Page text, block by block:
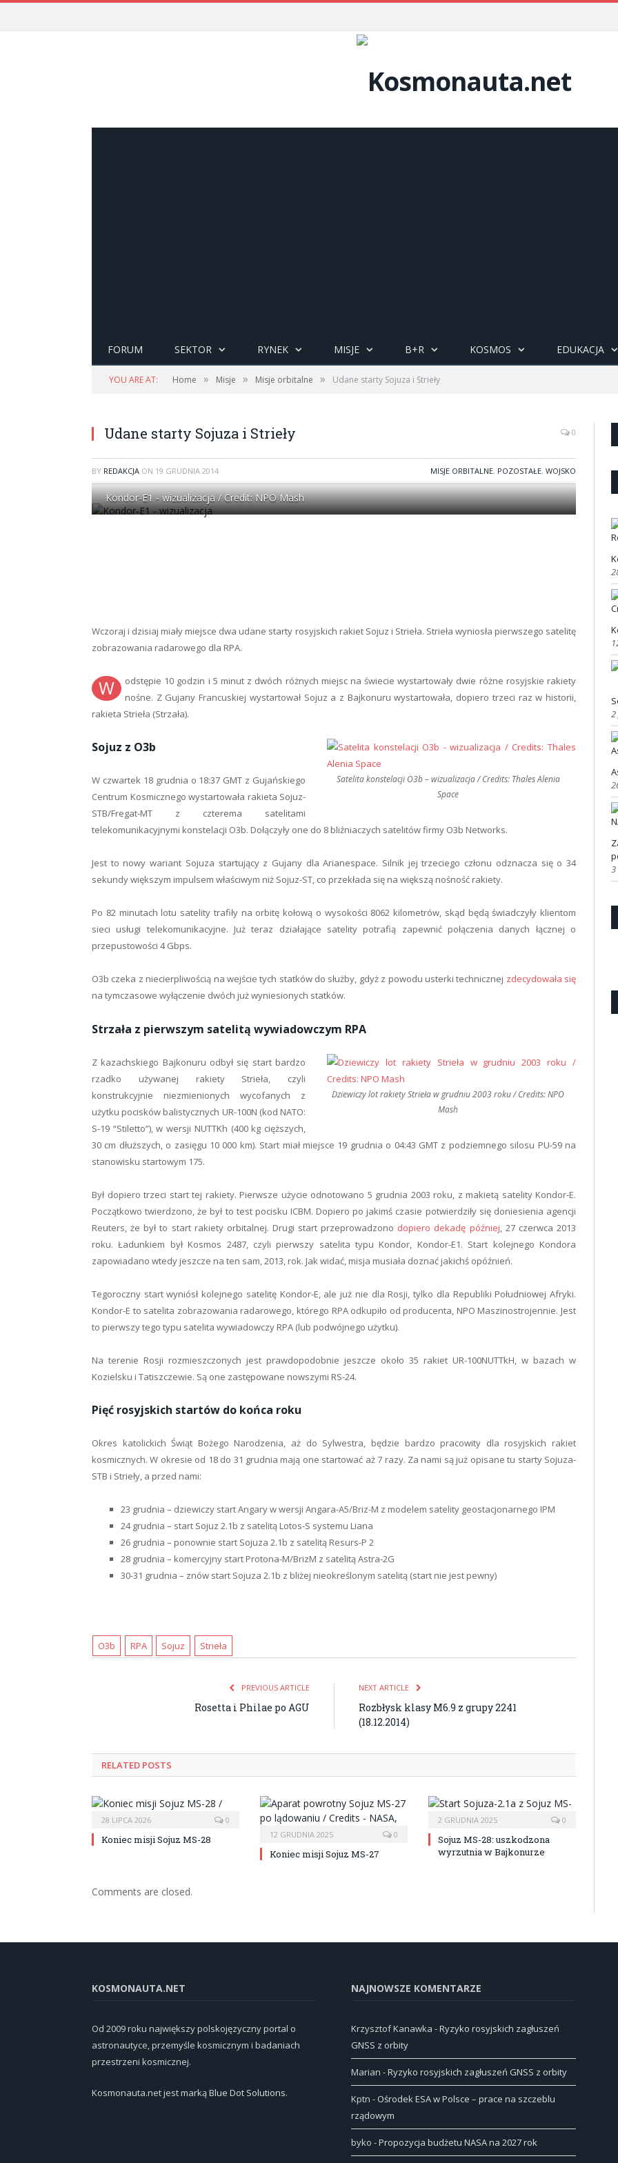
FORUM SEKTOR RYNEK MISJE B+R KOSMOS EDUKACJA
YOU ARE AT: Home » Misje » Misje orbitalne » Udane starty Sojuza i Strieły
Udane starty Sojuza i Strieły 0
BY REDAKCJA ON 19 GRUDNIA 2014 MISJE ORBITALNE, POZOSTAŁE, WOJSKO
Kondor-E1 - wizualizacja / Credit: NPO Mash
Wczoraj i dzisiaj miały miejsce dwa udane starty rosyjskich rakiet Sojuz i Strieła. Strieła wyniosła pierwszego satelitę
zobrazowania radarowego dla RPA.
W
odstępie 10 godzin i 5 minut z dwóch różnych miejsc na świecie wystartowały dwie różne rosyjskie rakiety
nośne. Z Gujany Francuskiej wystartował Sojuz a z Bajkonuru wystartowała, dopiero trzeci raz w historii,
rakieta Strieła (Strzała).
Satelita konstelacji O3b – wizualizacja / Credits: Thales Alenia
Space
Sojuz z O3b
W czwartek 18 grudnia o 18:37 GMT z Gujańskiego
Centrum Kosmicznego wystartowała rakieta Sojuz-
STB/Fregat-MT z czterema satelitami
telekomunikacyjnymi konstelacji O3b. Dołączyły one do 8 bliźniaczych satelitów firmy O3b Networks.
Jest to nowy wariant Sojuza startujący z Gujany dla Arianespace. Silnik jej trzeciego członu odznacza się o 34
sekundy większym impulsem właściwym niż Sojuz-ST, co przekłada się na większą nośność rakiety.
Po 82 minutach lotu satelity trafiły na orbitę kołową o wysokości 8062 kilometrów, skąd będą świadczyły klientom
sieci usługi telekomunikacyjne. Już teraz działające satelity potrafią zapewnić połączenia danych łącznej o
przepustowości 4 Gbps.
O3b czeka z niecierpliwością na wejście tych statków do służby, gdyż z powodu usterki technicznej zdecydowała się
na tymczasowe wyłączenie dwóch już wyniesionych statków.
Strzała z pierwszym satelitą wywiadowczym RPA
Dziewiczy lot rakiety Strieła w grudniu 2003 roku / Credits: NPO
Mash
Z kazachskiego Bajkonuru odbył się start bardzo
rzadko używanej rakiety Strieła, czyli
konstrukcyjnie niezmienionych wycofanych z
użytku pocisków balistycznych UR-100N (kod NATO:
S-19 “Stiletto”), w wersji NUTTKh (400 kg cięższych,
30 cm dłuższych, o zasięgu 10 000 km). Start miał miejsce 19 grudnia o 04:43 GMT z podziemnego silosu PU-59 na
stanowisku startowym 175.
Był dopiero trzeci start tej rakiety. Pierwsze użycie odnotowano 5 grudnia 2003 roku, z makietą satelity Kondor-E.
Początkowo twierdzono, że był to test pocisku ICBM. Dopiero po jakimś czasie potwierdziły się doniesienia agencji
Reuters, że był to start rakiety orbitalnej. Drugi start przeprowadzono dopiero dekadę później, 27 czerwca 2013
roku. Ładunkiem był Kosmos 2487, czyli pierwszy satelita typu Kondor, Kondor-E1. Start kolejnego Kondora
zapowiadano wtedy jeszcze na ten sam, 2013, rok. Jak widać, misja musiała doznać jakichś opóźnień.
Tegoroczny start wyniósł kolejnego satelitę Kondor-E, ale już nie dla Rosji, tylko dla Republiki Południowej Afryki.
Kondor-E to satelita zobrazowania radarowego, którego RPA odkupiło od producenta, NPO Maszinostrojennie. Jest
to pierwszy tego typu satelita wywiadowczy RPA (lub podwójnego użytku).
Na terenie Rosji rozmieszczonych jest prawdopodobnie jeszcze około 35 rakiet UR-100NUTTkH, w bazach w
Kozielsku i Tatiszczewie. Są one zastępowane nowszymi RS-24.
Pięć rosyjskich startów do końca roku
Okres katolickich Świąt Bożego Narodzenia, aż do Sylwestra, będzie bardzo pracowity dla rosyjskich rakiet
kosmicznych. W okresie od 18 do 31 grudnia mają one startować aż 7 razy. Za nami są już opisane tu starty Sojuza-
STB i Strieły, a przed nami:
23 grudnia – dziewiczy start Angary w wersji Angara-A5/Briz-M z modelem satelity geostacjonarnego IPM
24 grudnia – start Sojuz 2.1b z satelitą Lotos-S systemu Liana
26 grudnia – ponownie start Sojuza 2.1b z satelitą Resurs-P 2
28 grudnia – komercyjny start Protona-M/BrizM z satelitą Astra-2G
30-31 grudnia – znów start Sojuza 2.1b z bliżej nieokreślonym satelitą (start nie jest pewny)
O3b RPA Sojuz Strieła
PREVIOUS ARTICLE
Rosetta i Philae po AGU
NEXT ARTICLE
Rozbłysk klasy M6.9 z grupy 2241
(18.12.2014)
RELATED POSTS
28 LIPCA 2026 0
Koniec misji Sojuz MS-28 12 GRUDNIA 2025 0
Koniec misji Sojuz MS-27
2 GRUDNIA 2025 0
Sojuz MS-28: uszkodzona
wyrzutnia w Bajkonurze
Comments are closed.
2
3
KOSMONAUTA.NET
Od 2009 roku największy polskojęzyczny portal o
astronautyce, przemyśle kosmicznym i badaniach
przestrzeni kosmicznej.
Kosmonauta.net jest markąBlue Dot Solutions.
NAJNOWSZE KOMENTARZE
Krzysztof Kanawka -Ryzyko rosyjskich zagłuszeń
GNSS z orbity
Marian -Ryzyko rosyjskich zagłuszeń GNSS z orbity
Kptn - Ośrodek ESA w Polsce – prace na szczeblu
rządowym
byko -Propozycja budżetu NASA na 2027 rok